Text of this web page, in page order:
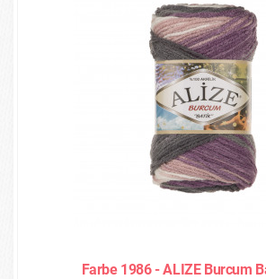
Farbe 1986 - ALIZE Burcum